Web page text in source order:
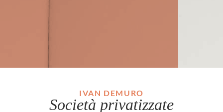
IVAN DEMURO
Società privatizzate